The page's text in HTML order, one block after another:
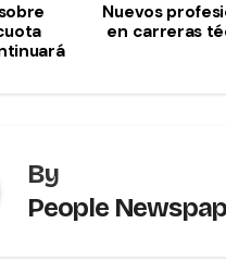
Nuevos
en carreras
By
People